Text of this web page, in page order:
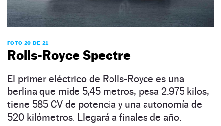
FOTO 20 DE 21
Rolls-Royce Spectre
El primer eléctrico de Rolls-Royce es una
berlina que mide 5,45 metros, pesa 2.975 kilos,
tiene 585 CV de potencia y una autonomía de
520 kilómetros. Llegará a finales de año.